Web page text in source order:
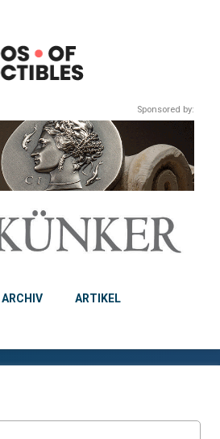
Sponsored by:
ARCHIV
ARTIKEL